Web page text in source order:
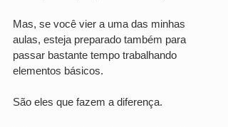
Mas, se você vier a uma das minhas
aulas, esteja preparado também para
passar bastante tempo trabalhando
elementos básicos.
São eles que fazem a diferença.